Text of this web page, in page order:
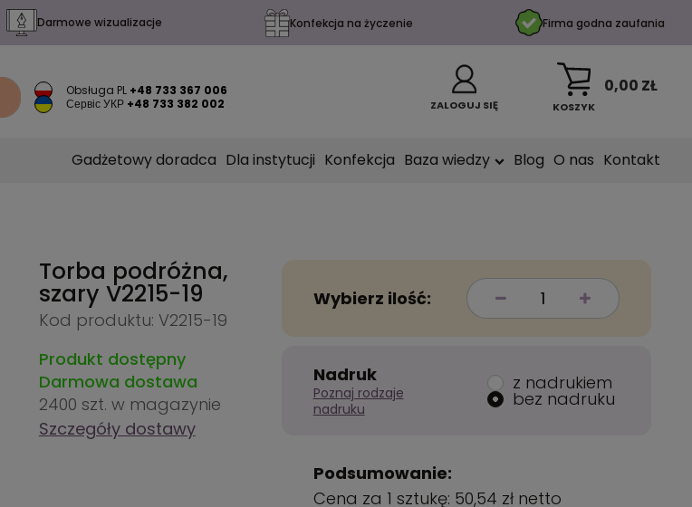
Darmowe wizualizacje Konfekcja na życzenie Firma godna zaufania
Obsługa PL +48 733 367 006
Сервіс УКР +48 733 382 002 ZALOGUJ SIĘ KOSZYK
0,00 ZŁ
Gadżetowy doradca Dla instytucji Konfekcja Baza wiedzy Blog O nas Kontakt
Torba podróżna,
szary V2215-19
Kod produktu: V2215-19
Produkt dostępny
Darmowa dostawa
2400 szt. w magazynie
Szczegóły dostawy
Wybierz ilość:
Nadruk
Poznaj rodzaje
nadruku
z nadrukiem
bez nadruku
Podsumowanie:
Cena za 1 sztukę: 50,54 złnetto